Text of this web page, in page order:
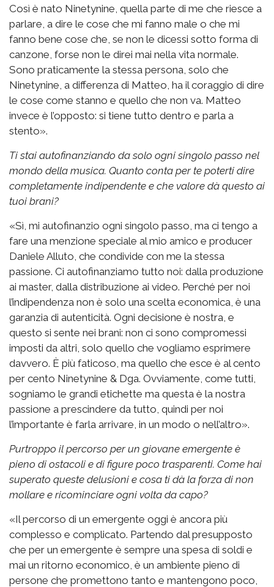
Così è nato Ninetynine, quella parte di me che riesce a
parlare, a dire le cose che mi fanno male o che mi
fanno bene cose che, se non le dicessi sotto forma di
canzone, forse non le direi mai nella vita normale.
Sono praticamente la stessa persona, solo che
Ninetynine, a differenza di Matteo, ha il coraggio di dire
le cose come stanno e quello che non va. Matteo
invece è l’opposto: si tiene tutto dentro e parla a
stento».
Ti stai autofinanziando da solo ogni singolo passo nel
mondo della musica. Quanto conta per te poterti dire
completamente indipendente e che valore dà questo ai
tuoi brani?
«Sì, mi autofinanzio ogni singolo passo, ma ci tengo a
fare una menzione speciale al mio amico e producer
Daniele Alluto, che condivide con me la stessa
passione. Ci autofinanziamo tutto noi: dalla produzione
ai master, dalla distribuzione ai video. Perché per noi
l’indipendenza non è solo una scelta economica, è una
garanzia di autenticità. Ogni decisione è nostra, e
questo si sente nei brani: non ci sono compromessi
imposti da altri, solo quello che vogliamo esprimere
davvero. È più faticoso, ma quello che esce è al cento
per cento Ninetynine & Dga. Ovviamente, come tutti,
sogniamo le grandi etichette ma questa è la nostra
passione a prescindere da tutto, quindi per noi
l’importante è farla arrivare, in un modo o nell’altro».
Purtroppo il percorso per un giovane emergente è
pieno di ostacoli e di figure poco trasparenti. Come hai
superato queste delusioni e cosa ti dà la forza di non
mollare e ricominciare ogni volta da capo?
«Il percorso di un emergente oggi è ancora più
complesso e complicato. Partendo dal presupposto
che per un emergente è sempre una spesa di soldi e
mai un ritorno economico, è un ambiente pieno di
persone che promettono tanto e mantengono poco,